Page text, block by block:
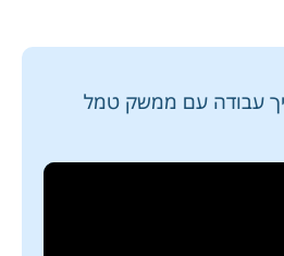
עבודה עם ממשק טמל